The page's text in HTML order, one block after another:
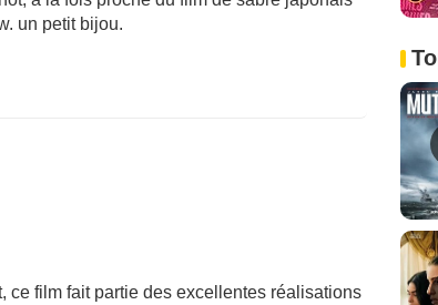
un petit bijou.
ce film fait partie des excellentes réalisations